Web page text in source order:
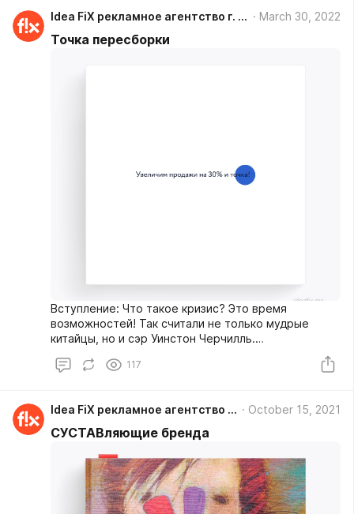
Idea FiX рекламное агентство г. Чебоксары March 30, 2022
Точка пересборки
Вступление: Что такое кризис? Это время
возможностей! Так считали не только мудрые
китайцы, но и сэр Уинстон Черчилль.
Возможностей для кого-то упущенных, для кого-то
приобретенных. Например, приобретенных за
117
Idea FiX рекламное агентство г. Чебоксары October 15, 2021
СУСТАВляющие бренда